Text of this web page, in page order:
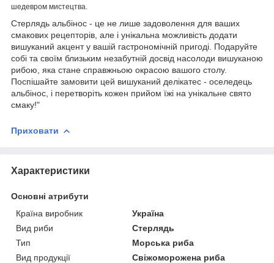
шедевром мистецтва.
Стерлядь альбінос - це не лише задоволення для ваших
смакових рецепторів, але і унікальна можливість додати
вишуканий акцент у вашій гастрономічній пригоді. Подаруйте
собі та своїм близьким незабутній досвід насолоди вишуканою
рибою, яка стане справжньою окрасою вашого столу.
Поспішайте замовити цей вишуканий делікатес - оселедець
альбінос, і перетворіть кожен прийом їжі на унікальне свято
смаку!"
Приховати
Характеристики
Основні атрибути
Країна виробник
Україна
Вид риби
Стерлядь
Тип
Морська риба
Вид продукції
Свіжоморожена риба